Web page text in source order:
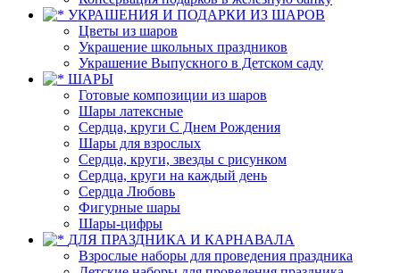
УКРАШЕНИЯ И ПОДАРКИ ИЗ ШАРОВ
Цветы из шаров
Украшение школьных праздников
Украшение Выпускного в Детском саду
ШАРЫ
Готовые композиции из шаров
Шары латексные
Сердца, круги С Днем Рождения
Шары для взрослых
Сердца, круги, звезды с рисунком
Сердца, круги на каждый день
Сердца Любовь
Фигурные шары
Шары-цифры
ДЛЯ ПРАЗДНИКА И КАРНАВАЛА
Взрослые наборы для проведения праздника